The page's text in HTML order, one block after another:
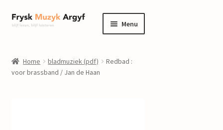
Ga
door
navigatie
Ga
naar
inhoud
Menu
informatie
Home bladmuziek (pdf)
Redbad :
voor brassband / Jan de Haan